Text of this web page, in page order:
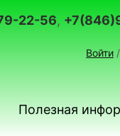
22-56,
Войти /
Полезная